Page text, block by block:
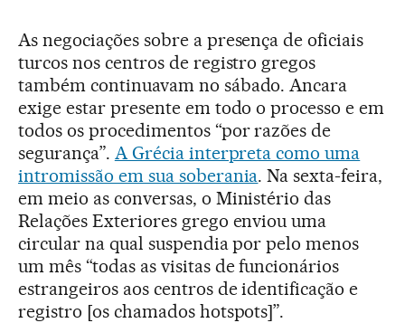
As negociações sobre a presença de oficiais
turcos nos centros de registro gregos
também continuavam no sábado. Ancara
exige estar presente em todo o processo e em
todos os procedimentos “por razões de
segurança”. A Grécia interpreta como uma
intromissão em sua soberania. Na sexta-feira,
em meio as conversas, o Ministério das
Relações Exteriores grego enviou uma
circular na qual suspendia por pelo menos
um mês “todas as visitas de funcionários
estrangeiros aos centros de identificação e
registro [os chamados hotspots]”.